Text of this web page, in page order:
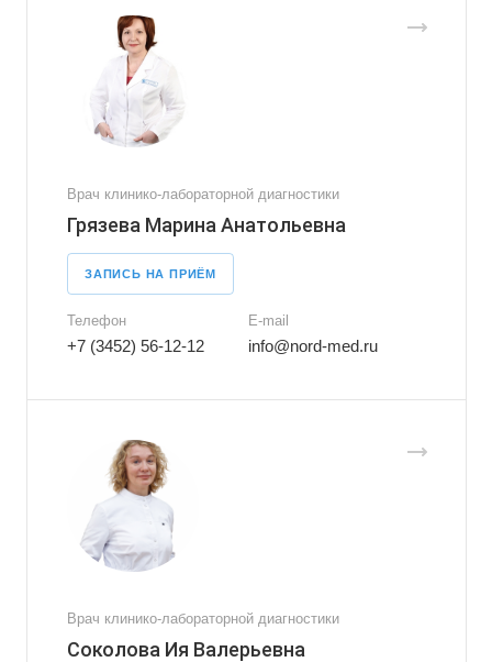
Врач клинико-лабораторной диагностики
Грязева Марина Анатольевна
ЗАПИСЬ НА ПРИЁМ
Телефон
+7 (3452) 56-12-12
E-mail
info@nord-med.ru
Врач клинико-лабораторной диагностики
Соколова Ия Валерьевна